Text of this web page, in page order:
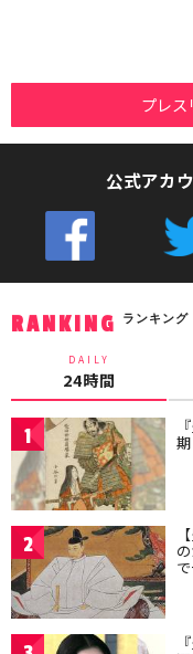
プレス
公式アカ
RANKING ランキング
DAILY
24時間
1
2